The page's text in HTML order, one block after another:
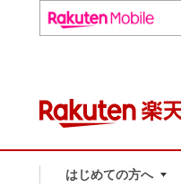
はじめての方へ